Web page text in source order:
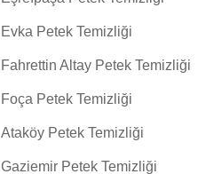
Evka Petek Temizliği
Fahrettin Altay Petek Temizliği
Foça Petek Temizliği
Ataköy Petek Temizliği
Gaziemir Petek Temizliği